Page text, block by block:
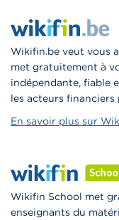
Wikifin.be veut vous
met gratuitement à
indépendante, fiable
les acteurs financiers
En savoir plus sur
Wikifin School met
enseignants du